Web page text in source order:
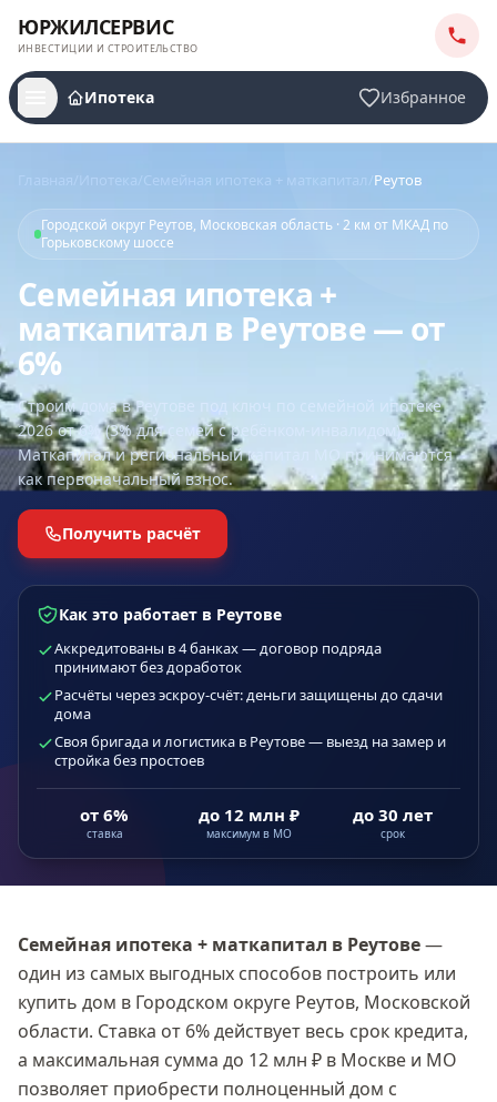
ЮРЖИЛСЕРВИС
ИНВЕСТИЦИИ И СТРОИТЕЛЬСТВО
Ипотека Избранное
Ипотека Семейная ипотека + маткапитал Реутов
Городской округ Реутов, Московская область · 2 км от МКАД по
Горьковскому шоссе
Семейная ипотека +
маткапитал в Реутове — от
6%
Строим домав Реутове
под ключ по семейной ипотеке
2026 от 6% (3% для семей с ребёнком-инвалидом).
Маткапитал и региональный капитал МО принимаются
как первоначальный взнос.
Получить расчёт
Как это работает в Реутове
Аккредитованы в 4 банках — договор подряда
принимают без доработок
Расчёты через эскроу-счёт: деньги защищены до сдачи
дома
Своя бригада и логистика в Реутове — выезд на замер и
стройка без простоев
от 6%
ставка
до 12 млн ₽
максимум в МО
до 30 лет
срок
Семейная ипотека + маткапитал в Реутове—
один из самых выгодных способов построить или
купить дом в Городском округе Реутов, Московской
области. Ставка от 6%действует весь срок кредита,
а максимальная сумма до 12 млн ₽ в Москве и МО
позволяет приобрести полноценный дом с